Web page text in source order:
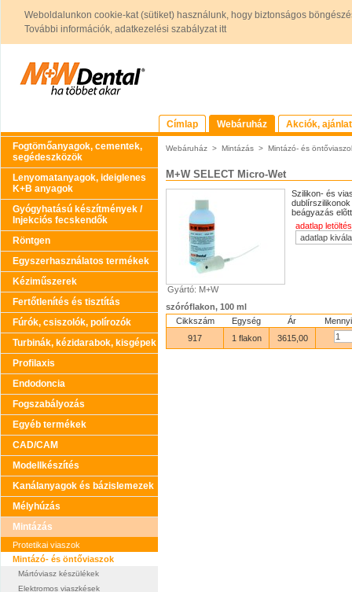
Weboldalunkon cookie-kat (sütiket) használunk, hogy biztonságos
További információk, adatkezelési szabályzat itt
Címlap Webáruház
Akciók,
Fogtömőanyagok, cementek,
segédeszközök
Lenyomatanyagok, ideiglenes
K+B anyagok
Gyógyhatású készítmények /
Injekciós fecskendők
Röntgen
Egyszerhasználatos termékek
Kéziműszerek
Fertőtlenítés és tisztítás
Fúrók, csiszolók, polírozók
Turbinák, kézidarabok, kisgépek
Profilaxis
Endodoncia
Fogszabályozás
Egyéb termékek
CAD/CAM
Modellkészítés
Kanálanyagok és bázislemezek
Mélyhúzás
Mintázás
Protetikai viaszok
Mintázó- és öntőviaszok
Mártóviasz készülékek
Elektromos viaszkések
Webáruház > Mintázás > Mintázó- és
M+W SELECT Micro-Wet
Gyártó: M+W
Szilikon- és
beágyazás
adatlap
szóróflakon, 100 ml
Cikkszám
Egység Ár
917
1 flakon 3615,00